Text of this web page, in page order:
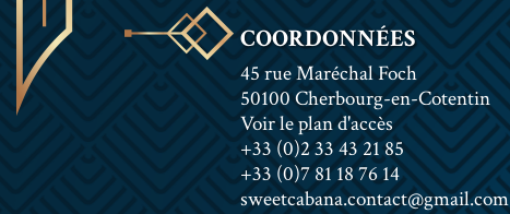
COORDONNÉES
45 rue Maréchal Foch
50100 Cherbourg-en-Cotentin
Voir le plan d'accès
+33 (0)2 33 43 21 85
+33 (0)7 81 18 76 14
sweetcabana.contact@gmail.com